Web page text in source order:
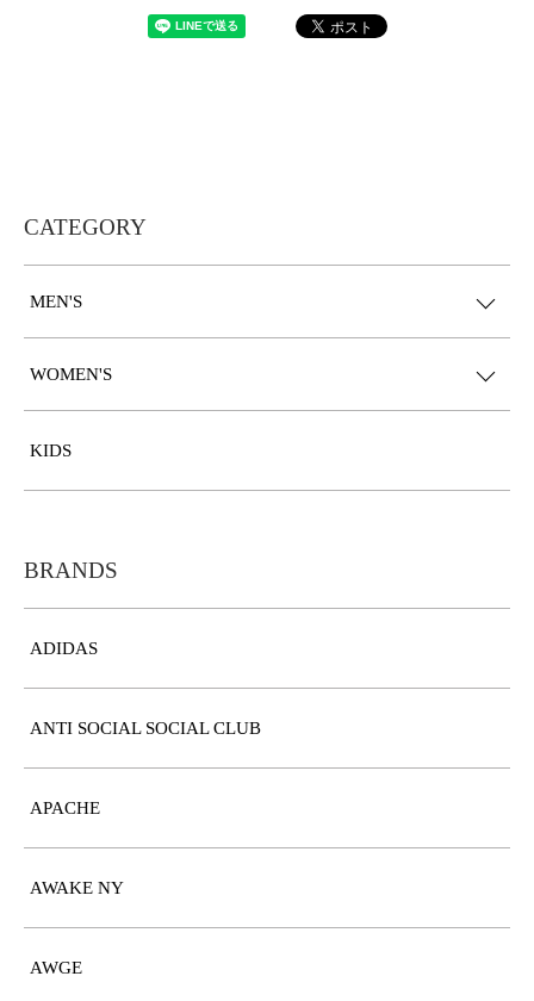
CATEGORY
MEN'S
WOMEN'S
KIDS
BRANDS
ADIDAS
ANTI SOCIAL SOCIAL CLUB
APACHE
AWAKE NY
AWGE